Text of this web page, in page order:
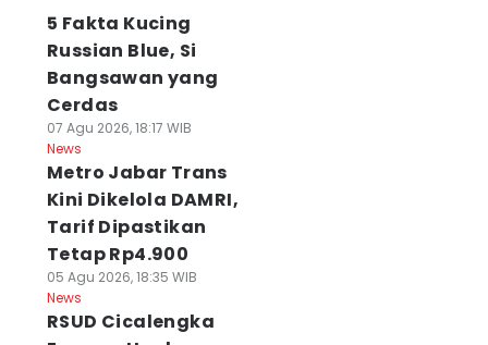
5 Fakta Kucing
Russian Blue, Si
Bangsawan yang
Cerdas
07 Agu 2026, 18:17 WIB
News
Metro Jabar Trans
Kini Dikelola DAMRI,
Tarif Dipastikan
Tetap Rp4.900
05 Agu 2026, 18:35 WIB
News
RSUD Cicalengka